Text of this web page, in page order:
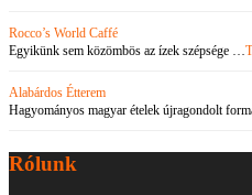
Rocco’s World Caffé
Egyikünk sem közömbös az ízek szépsége …
Alabárdos Étterem
Hagyományos magyar ételek újragondolt
Rólunk